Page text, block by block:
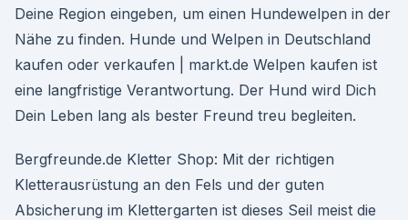
Deine Region eingeben, um einen Hundewelpen in der
Nähe zu finden. Hunde und Welpen in Deutschland
kaufen oder verkaufen | markt.de Welpen kaufen ist
eine langfristige Verantwortung. Der Hund wird Dich
Dein Leben lang als bester Freund treu begleiten.
Bergfreunde.de Kletter Shop: Mit der richtigen
Kletterausrüstung an den Fels und der guten
Absicherung im Klettergarten ist dieses Seil meist die